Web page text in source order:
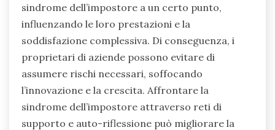
sindrome dell’impostore a un certo punto,
influenzando le loro prestazioni e la
soddisfazione complessiva. Di conseguenza, i
proprietari di aziende possono evitare di
assumere rischi necessari, soffocando
l’innovazione e la crescita. Affrontare la
sindrome dell’impostore attraverso reti di
supporto e auto-riflessione può migliorare la